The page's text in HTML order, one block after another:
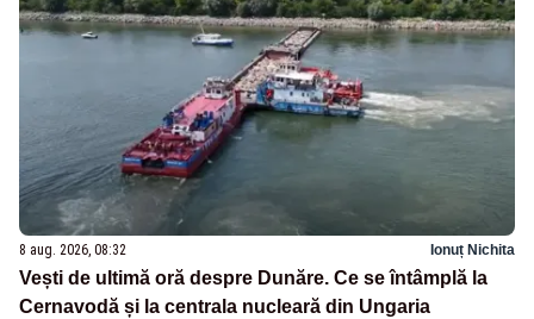
8 aug. 2026, 08:32 Ionuț Nichita
Vești de ultimă oră despre Dunăre. Ce se întâmplă la
Cernavodă și la centrala nucleară din Ungaria